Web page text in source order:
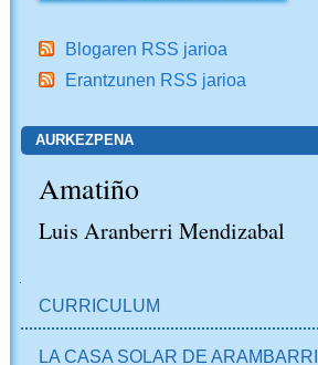
Blogaren RSS jarioa
Erantzunen RSS jarioa
AURKEZPENA
Amatiño
Luis Aranberri Mendizabal
CURRICULUM
LA CASA SOLAR DE ARAMBARRI